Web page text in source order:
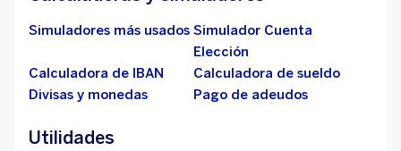
Simuladores más usados Simulador Cuenta
Elección
Calculadora de IBAN
Calculadora de sueldo
Divisas y monedas
Pago de adeudos
Utilidades